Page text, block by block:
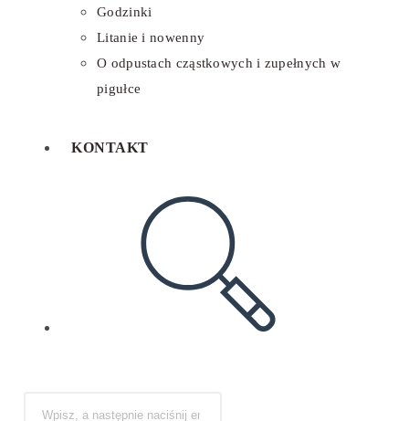
Godzinki
Litanie i nowenny
O odpustach cząstkowych i zupełnych w
pigułce
KONTAKT